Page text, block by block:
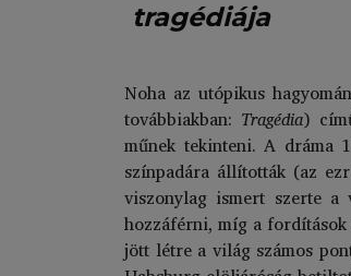
tragédiája
Noha az utópikus
továbbiakban: Tragédia)
műnek tekinteni. A dráma
színpadára állították (az
viszonylag ismert szerte
hozzáférni, míg a
jött létre a világ számos